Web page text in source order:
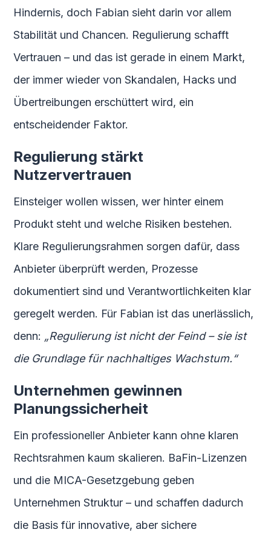
Hindernis, doch Fabian sieht darin vor allem
Stabilität und Chancen. Regulierung schafft
Vertrauen – und das ist gerade in einem Markt,
der immer wieder von Skandalen, Hacks und
Übertreibungen erschüttert wird, ein
entscheidender Faktor.
Regulierung stärkt
Nutzervertrauen
Einsteiger wollen wissen, wer hinter einem
Produkt steht und welche Risiken bestehen.
Klare Regulierungsrahmen sorgen dafür, dass
Anbieter überprüft werden, Prozesse
dokumentiert sind und Verantwortlichkeiten klar
geregelt werden. Für Fabian ist das unerlässlich,
denn: „Regulierung ist nicht der Feind – sie ist
die Grundlage für nachhaltiges Wachstum.“
Unternehmen gewinnen
Planungssicherheit
Ein professioneller Anbieter kann ohne klaren
Rechtsrahmen kaum skalieren. BaFin-Lizenzen
und die MICA-Gesetzgebung geben
Unternehmen Struktur – und schaffen dadurch
die Basis für innovative, aber sichere